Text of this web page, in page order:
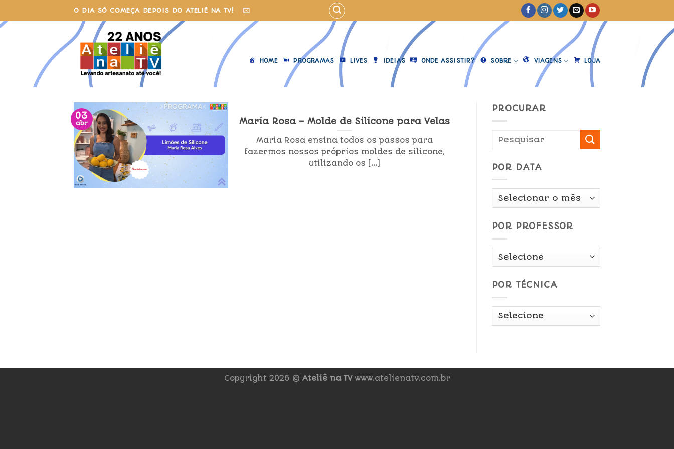
to
content
O DIA SÓ COMEÇA DEPOIS DO ATELIÊ NA TV!
HOME PROGRAMAS LIVES IDEIAS ONDE ASSISTIR? SOBRE VIAGENS LOJA
Maria Rosa – Molde de Silicone para Velas
Maria Rosa ensina todos os passos para
fazermos nossos próprios moldes de silicone,
utilizando os [...]
03
abr
PROCURAR
POR DATA
Por
POR PROFESSOR
POR TÉCNICA
Copyright 2026 © Ateliê na TVwww.atelienatv.com.br